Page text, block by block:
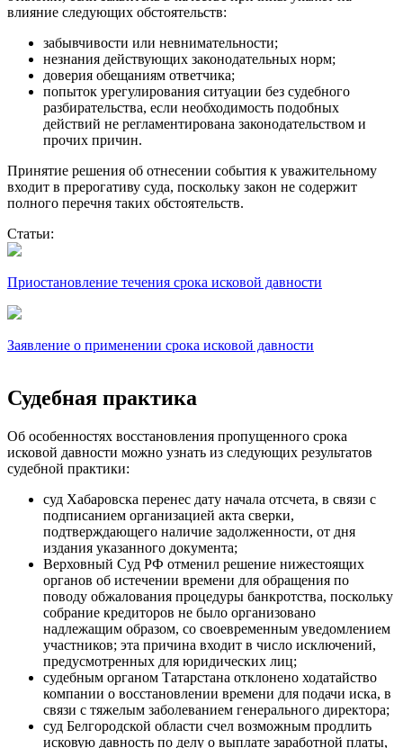
влияние следующих обстоятельств:
забывчивости или невнимательности;
незнания действующих законодательных норм;
доверия обещаниям ответчика;
попыток урегулирования ситуации без судебного
разбирательства, если необходимость подобных
действий не регламентирована законодательством и
прочих причин.
Принятие решения об отнесении события к уважительному
входит в прерогативу суда, поскольку закон не содержит
полного перечня таких обстоятельств.
Статьи:
Приостановление течения срока исковой давности
Заявление о применении срока исковой давности
Судебная практика
Об особенностях восстановления пропущенного срока
исковой давности можно узнать из следующих результатов
судебной практики:
суд Хабаровска перенес дату начала отсчета, в связи с
подписанием организацией акта сверки,
подтверждающего наличие задолженности, от дня
издания указанного документа;
Верховный Суд РФ отменил решение нижестоящих
органов об истечении времени для обращения по
поводу обжалования процедуры банкротства, поскольку
собрание кредиторов не было организовано
надлежащим образом, со своевременным уведомлением
участников; эта причина входит в число исключений,
предусмотренных для юридических лиц;
судебным органом Татарстана отклонено ходатайство
компании о восстановлении времени для подачи иска, в
связи с тяжелым заболеванием генерального директора;
суд Белгородской области счел возможным продлить
исковую давность по делу о выплате заработной платы,